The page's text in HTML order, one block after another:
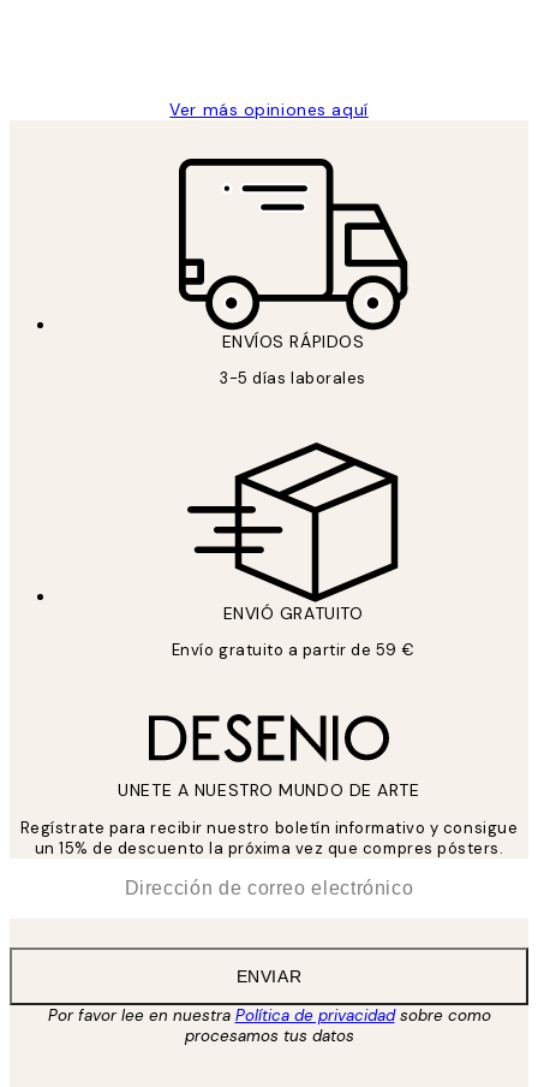
Ver más opiniones aquí
ENVÍOS RÁPIDOS
3-5 días laborales
ENVIÓ GRATUITO
Envío gratuito a partir de 59 €
UNETE A NUESTRO MUNDO DE ARTE
Regístrate para recibir nuestro boletín informativo y consigue
un 15% de descuento la próxima vez que compres pósters.
ENVIAR
Por favor lee en nuestra Política de privacidadsobre como
procesamos tus datos